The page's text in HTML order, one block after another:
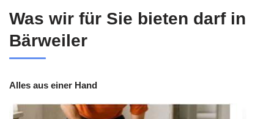
Was wir für Sie bieten darf in
Bärweiler
Alles aus einer Hand